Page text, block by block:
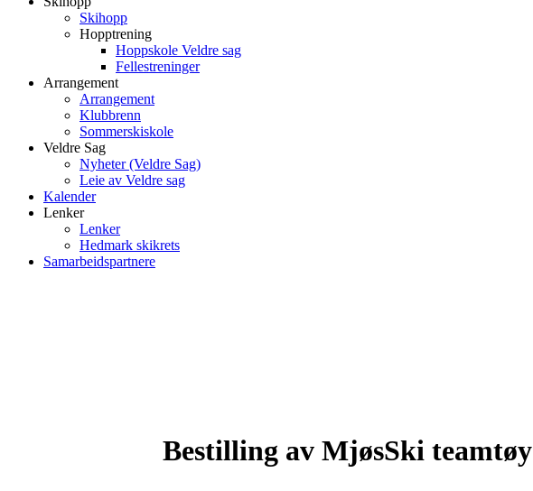
Skihopp
Hopptrening
Hoppskole Veldre sag
Fellestreninger
Arrangement
Arrangement
Klubbrenn
Sommerskiskole
Veldre Sag
Nyheter (Veldre Sag)
Leie av Veldre sag
Kalender
Lenker
Lenker
Hedmark skikrets
Samarbeidspartnere
Bestilling av MjøsSki teamtøy